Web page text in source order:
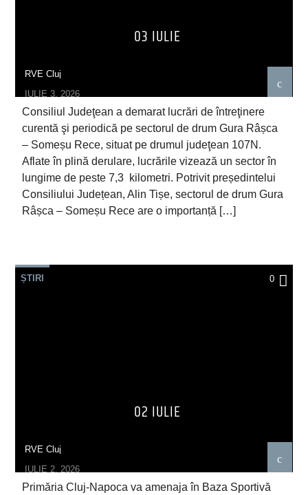
03 IULIE
RVE Cluj
IULIE 3, 2026
Consiliul Judeţean a demarat lucrări de întreţinere
curentă şi periodică pe sectorul de drum Gura Râșca
– Someșu Rece, situat pe drumul judeţean 107N.
Aflate în plină derulare, lucrările vizează un sector în
lungime de peste 7,3 kilometri. Potrivit președintelui
Consiliului Județean, Alin Tișe, sectorul de drum Gura
Râșca – Someșu Rece are o importanță […]
ȘTIRI 0
02 IULIE
RVE Cluj
IULIE 2, 2026
Primăria Cluj-Napoca va amenaja în Baza Sportivă